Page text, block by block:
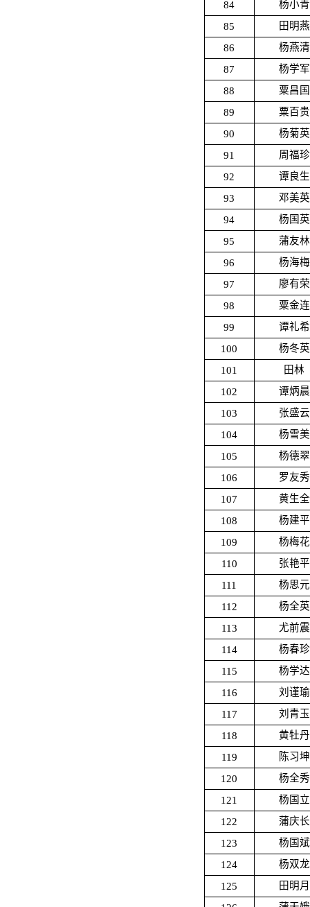
84 杨小青
85 田明燕
86 杨燕清
87 杨学军
88 粟昌国
89 粟百贵
90 杨菊英
91 周福珍
92 谭良生
93 邓美英
94 杨国英
95 蒲友林
96 杨海梅
97 廖有荣
98 粟金连
99 谭礼希
100 杨冬英
101 田林
102 谭炳晨
103 张盛云
104 杨雪美
105 杨德翠
106 罗友秀
107 黄生全
108 杨建平
109 杨梅花
110 张艳平
111 杨思元
112 杨全英
113 尤前震
114 杨春珍
115 杨学达
116 刘谨瑜
117 刘青玉
118 黄牡丹
119 陈习坤
120 杨全秀
121 杨国立
122 蒲庆长
123 杨国斌
124 杨双龙
125 田明月